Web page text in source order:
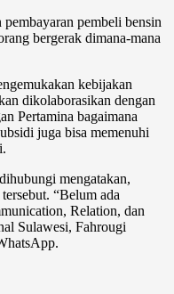
pembeli bensin
bergerak dimana-mana
kebijakan
dikolaborasikan dengan
Pertamina bagaimana
juga bisa memenuhi
mengatakan,
“Belum ada
Relation, dan
Sulawesi, Fahrougi